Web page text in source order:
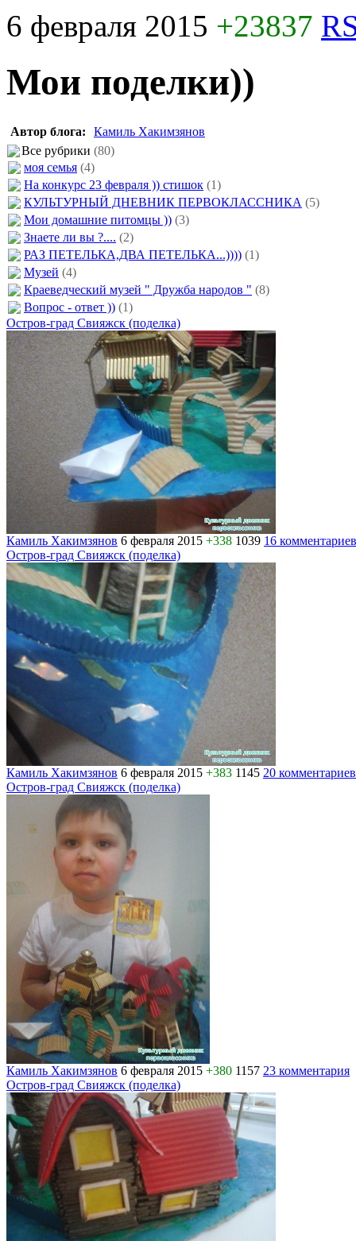
6 февраля 2015 +23837
Мои поделки))
Автор блога:
Камиль Хакимзянов
Все рубрики (80)
моя семья (4)
На конкурс 23 февраля )) стишок (1)
КУЛЬТУРНЫЙ ДНЕВНИК ПЕРВОКЛАССНИКА (5)
Мои домашние питомцы )) (3)
Знаете ли вы ?.... (2)
РАЗ ПЕТЕЛЬКА,ДВА ПЕТЕЛЬКА...)))) (1)
Музей (4)
Краеведческий музей " Дружба народов " (8)
Вопрос - ответ )) (1)
Остров-град Свияжск (поделка)
Камиль Хакимзянов 6 февраля 2015 +338 1039 16 комментариев
Остров-град Свияжск (поделка)
Камиль Хакимзянов 6 февраля 2015 +383 1145 20 комментариев
Остров-град Свияжск (поделка)
Камиль Хакимзянов 6 февраля 2015 +380 1157 23 комментария
Остров-град Свияжск (поделка)